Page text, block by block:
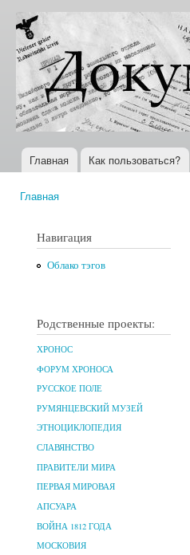
Документы
XX века
Всемирная
история в
Интернете
Главное меню
Главная Как пользоваться?
Главная
Навигация
Облако тэгов
Родственные проекты:
ХРОНОС
ФОРУМ ХРОНОСА
РУССКОЕ ПОЛЕ
РУМЯНЦЕВСКИЙ МУЗЕЙ
ЭТНОЦИКЛОПЕДИЯ
СЛАВЯНСТВО
ПРАВИТЕЛИ МИРА
ПЕРВАЯ МИРОВАЯ
АПСУАРА
ВОЙНА 1812 ГОДА
МОСКОВИЯ